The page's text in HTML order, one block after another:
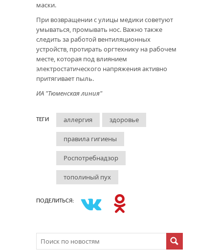
маски.
При возвращении с улицы медики советуют
умываться, промывать нос. Важно также
следить за работой вентиляционных
устройств, протирать оргтехнику на рабочем
месте, которая под влиянием
электростатического напряжения активно
притягивает пыль.
ИА "Тюменская линия"
ТЕГИ аллергия здоровье
правила гигиены
Роспотребнадзор
тополиный пух
ПОДЕЛИТЬСЯ: